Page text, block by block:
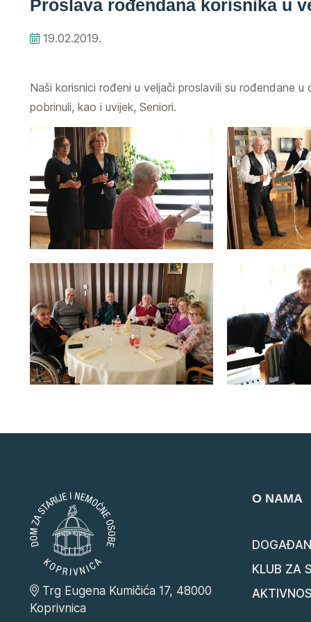
Proslava rođendana korisnika u
19.02.2019.
Naši korisnici rođeni u veljači proslavili su rođendane
pobrinuli, kao i uvijek, Seniori.
Trg Eugena Kumičića 17, 48000
Koprivnica
O NAMA
KLUB ZA